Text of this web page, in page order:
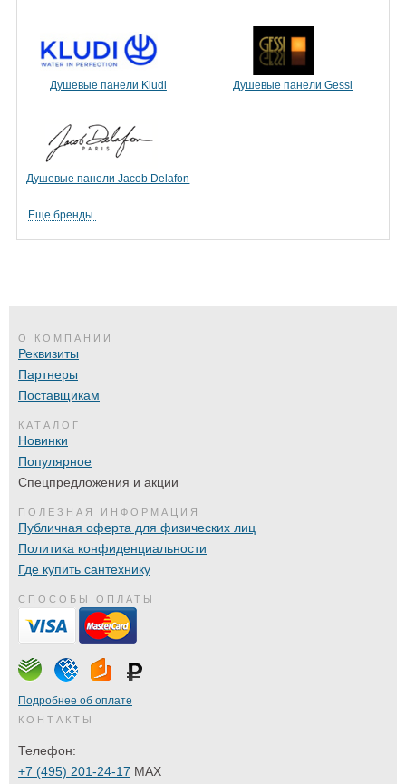
Душевые панели Kludi Душевые панели Gessi
Душевые панели Jacob Delafon
Еще бренды
О КОМПАНИИ
Реквизиты
Партнеры
Поставщикам
КАТАЛОГ
Новинки
Популярное
Спецпредложения и акции
ПОЛЕЗНАЯ ИНФОРМАЦИЯ
Публичная оферта для физических лиц
Политика конфиденциальности
Где купить сантехнику
СПОСОБЫ ОПЛАТЫ
Подробнее об оплате
КОНТАКТЫ
Телефон:
+7 (495) 201-24-17 MAX